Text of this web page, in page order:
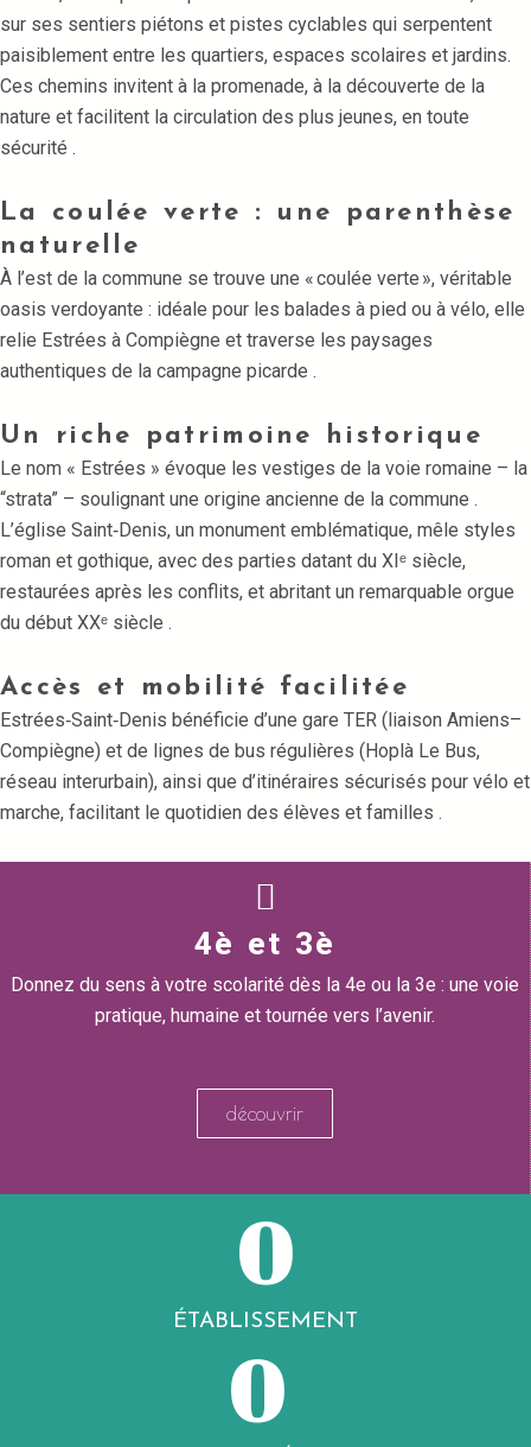
sur ses sentiers piétons et pistes cyclables qui serpentent
paisiblement entre les quartiers, espaces scolaires et jardins.
Ces chemins invitent à la promenade, à la découverte de la
nature et facilitent la circulation des plus jeunes, en toute
sécurité .
La coulée verte : une parenthèse
naturelle
À l’est de la commune se trouve une « coulée verte », véritable
oasis verdoyante : idéale pour les balades à pied ou à vélo, elle
relie Estrées à Compiègne et traverse les paysages
authentiques de la campagne picarde .
Un riche patrimoine historique
Le nom « Estrées » évoque les vestiges de la voie romaine – la
“strata” – soulignant une origine ancienne de la commune .
L’église Saint‑Denis, un monument emblématique, mêle styles
roman et gothique, avec des parties datant du XIᵉ siècle,
restaurées après les conflits, et abritant un remarquable orgue
du début XXᵉ siècle .
Accès et mobilité facilitée
Estrées‑Saint‑Denis bénéficie d’une gare TER (liaison Amiens–
Compiègne) et de lignes de bus régulières (Hoplà Le Bus,
réseau interurbain), ainsi que d’itinéraires sécurisés pour vélo et
marche, facilitant le quotidien des élèves et familles .
4è et 3è
Donnez du sens à votre scolarité dès la 4e ou la 3e : une voie
pratique, humaine et tournée vers l’avenir.
découvrir
ÉTABLISSEMENT
0
0